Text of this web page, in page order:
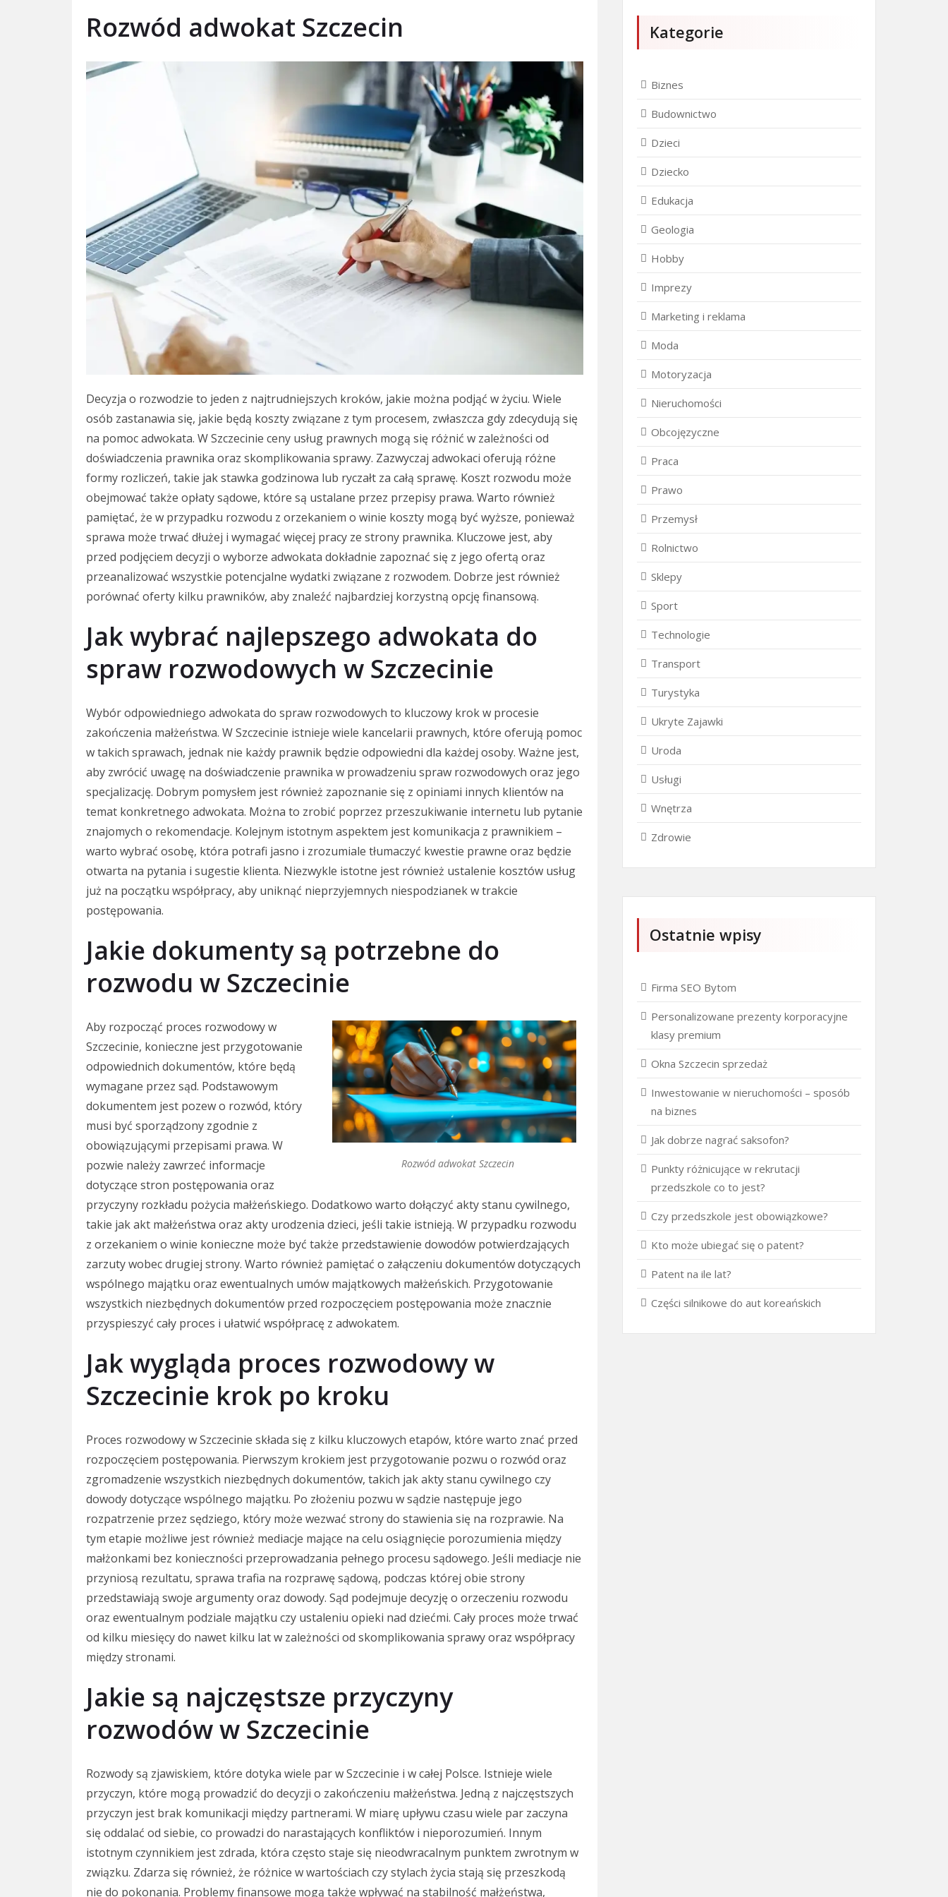
Rozwód adwokat Szczecin
Decyzja o rozwodzie to jeden z najtrudniejszych kroków, jakie można podjąć w życiu. Wiele
osób zastanawia się, jakie będą koszty związane z tym procesem, zwłaszcza gdy zdecydują się
na pomoc adwokata. W Szczecinie ceny usług prawnych mogą się różnić w zależności od
doświadczenia prawnika oraz skomplikowania sprawy. Zazwyczaj adwokaci oferują różne
formy rozliczeń, takie jak stawka godzinowa lub ryczałt za całą sprawę. Koszt rozwodu może
obejmować także opłaty sądowe, które są ustalane przez przepisy prawa. Warto również
pamiętać, że w przypadku rozwodu z orzekaniem o winie koszty mogą być wyższe, ponieważ
sprawa może trwać dłużej i wymagać więcej pracy ze strony prawnika. Kluczowe jest, aby
przed podjęciem decyzji o wyborze adwokata dokładnie zapoznać się z jego ofertą oraz
przeanalizować wszystkie potencjalne wydatki związane z rozwodem. Dobrze jest również
porównać oferty kilku prawników, aby znaleźć najbardziej korzystną opcję finansową.
Jak wybrać najlepszego adwokata do
spraw rozwodowych w Szczecinie
Wybór odpowiedniego adwokata do spraw rozwodowych to kluczowy krok w procesie
zakończenia małżeństwa. W Szczecinie istnieje wiele kancelarii prawnych, które oferują pomoc
w takich sprawach, jednak nie każdy prawnik będzie odpowiedni dla każdej osoby. Ważne jest,
aby zwrócić uwagę na doświadczenie prawnika w prowadzeniu spraw rozwodowych oraz jego
specjalizację. Dobrym pomysłem jest również zapoznanie się z opiniami innych klientów na
temat konkretnego adwokata. Można to zrobić poprzez przeszukiwanie internetu lub pytanie
znajomych o rekomendacje. Kolejnym istotnym aspektem jest komunikacja z prawnikiem –
warto wybrać osobę, która potrafi jasno i zrozumiale tłumaczyć kwestie prawne oraz będzie
otwarta na pytania i sugestie klienta. Niezwykle istotne jest również ustalenie kosztów usług
już na początku współpracy, aby uniknąć nieprzyjemnych niespodzianek w trakcie
postępowania.
Jakie dokumenty są potrzebne do
rozwodu w Szczecinie
Rozwód adwokat Szczecin
Aby rozpocząć proces rozwodowy w
Szczecinie, konieczne jest przygotowanie
odpowiednich dokumentów, które będą
wymagane przez sąd. Podstawowym
dokumentem jest pozew o rozwód, który
musi być sporządzony zgodnie z
obowiązującymi przepisami prawa. W
pozwie należy zawrzeć informacje
dotyczące stron postępowania oraz
przyczyny rozkładu pożycia małżeńskiego. Dodatkowo warto dołączyć akty stanu cywilnego,
takie jak akt małżeństwa oraz akty urodzenia dzieci, jeśli takie istnieją. W przypadku rozwodu
z orzekaniem o winie konieczne może być także przedstawienie dowodów potwierdzających
zarzuty wobec drugiej strony. Warto również pamiętać o załączeniu dokumentów dotyczących
wspólnego majątku oraz ewentualnych umów majątkowych małżeńskich. Przygotowanie
wszystkich niezbędnych dokumentów przed rozpoczęciem postępowania może znacznie
przyspieszyć cały proces i ułatwić współpracę z adwokatem.
Jak wygląda proces rozwodowy w
Szczecinie krok po kroku
Proces rozwodowy w Szczecinie składa się z kilku kluczowych etapów, które warto znać przed
rozpoczęciem postępowania. Pierwszym krokiem jest przygotowanie pozwu o rozwód oraz
zgromadzenie wszystkich niezbędnych dokumentów, takich jak akty stanu cywilnego czy
dowody dotyczące wspólnego majątku. Po złożeniu pozwu w sądzie następuje jego
rozpatrzenie przez sędziego, który może wezwać strony do stawienia się na rozprawie. Na
tym etapie możliwe jest również mediacje mające na celu osiągnięcie porozumienia między
małżonkami bez konieczności przeprowadzania pełnego procesu sądowego. Jeśli mediacje nie
przyniosą rezultatu, sprawa trafia na rozprawę sądową, podczas której obie strony
przedstawiają swoje argumenty oraz dowody. Sąd podejmuje decyzję o orzeczeniu rozwodu
oraz ewentualnym podziale majątku czy ustaleniu opieki nad dziećmi. Cały proces może trwać
od kilku miesięcy do nawet kilku lat w zależności od skomplikowania sprawy oraz współpracy
między stronami.
Jakie są najczęstsze przyczyny
rozwodów w Szczecinie
Rozwody są zjawiskiem, które dotyka wiele par w Szczecinie i w całej Polsce. Istnieje wiele
przyczyn, które mogą prowadzić do decyzji o zakończeniu małżeństwa. Jedną z najczęstszych
przyczyn jest brak komunikacji między partnerami. W miarę upływu czasu wiele par zaczyna
się oddalać od siebie, co prowadzi do narastających konfliktów i nieporozumień. Innym
istotnym czynnikiem jest zdrada, która często staje się nieodwracalnym punktem zwrotnym w
związku. Zdarza się również, że różnice w wartościach czy stylach życia stają się przeszkodą
nie do pokonania. Problemy finansowe mogą także wpływać na stabilność małżeństwa,
Kategorie
Biznes
Budownictwo
Dzieci
Dziecko
Edukacja
Geologia
Hobby
Imprezy
Marketing i reklama
Moda
Motoryzacja
Nieruchomości
Obcojęzyczne
Praca
Prawo
Przemysł
Rolnictwo
Sklepy
Sport
Technologie
Transport
Turystyka
Ukryte Zajawki
Uroda
Usługi
Wnętrza
Zdrowie
Ostatnie wpisy
Firma SEO Bytom
Personalizowane prezenty korporacyjne
klasy premium
Okna Szczecin sprzedaż
Inwestowanie w nieruchomości – sposób
na biznes
Jak dobrze nagrać saksofon?
Punkty różnicujące w rekrutacji
przedszkole co to jest?
Czy przedszkole jest obowiązkowe?
Kto może ubiegać się o patent?
Patent na ile lat?
Części silnikowe do aut koreańskich